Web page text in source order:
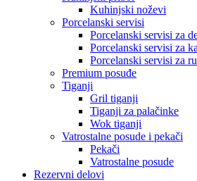
Kuhinjski noževi
Porcelanski servisi
Porcelanski servisi za
Porcelanski servisi za
Porcelanski servisi za
Premium posuđe
Tiganji
Gril tiganji
Tiganji za palačinke
Wok tiganji
Vatrostalne posude i pekači
Pekači
Vatrostalne posude
Rezervni delovi